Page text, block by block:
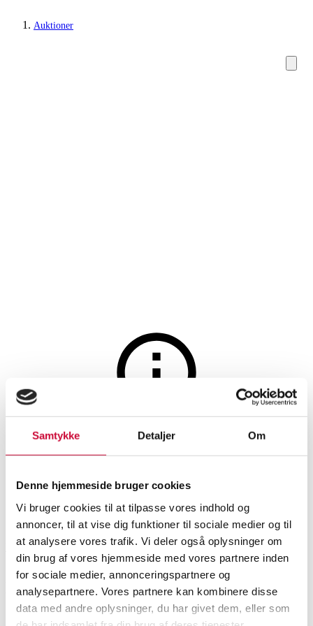
Samtykke Detaljer Om
Denne hjemmeside bruger cookies
Vi bruger cookies til at tilpasse vores indhold og
annoncer, til at vise dig funktioner til sociale medier og til
at analysere vores trafik. Vi deler også oplysninger om
din brug af vores hjemmeside med vores partnere inden
for sociale medier, annonceringspartnere og
analysepartnere. Vores partnere kan kombinere disse
data med andre oplysninger, du har givet dem, eller som
Auktioner
Auktionen er afsluttet
Samling kameraer mm. (ca. 28)
SHOWROOM
Roskilde
VURDERING
DKK 1.300
VARENUMMER
6507133
Beskrivelse